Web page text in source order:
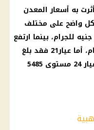
به أسعار المعدن
واضح على مختلف
الأعيرة، إذ سجل عيار 14 نحو 3200 جنيه للجرام، بينما ارتفع
عيار 18 ليصل إلى 4114 جنيه للجرام، أما عيار21 فقد بلغ
4800 جنيه للجرام، في حين وصل عيار 24 مستوى 5485